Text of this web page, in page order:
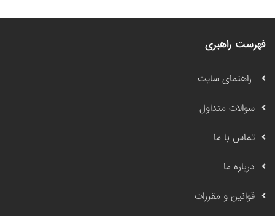
فهرست راهبری
راهنمای سایت
سوالات متداول
تماس با ما
درباره ما
قوانین و مقررات